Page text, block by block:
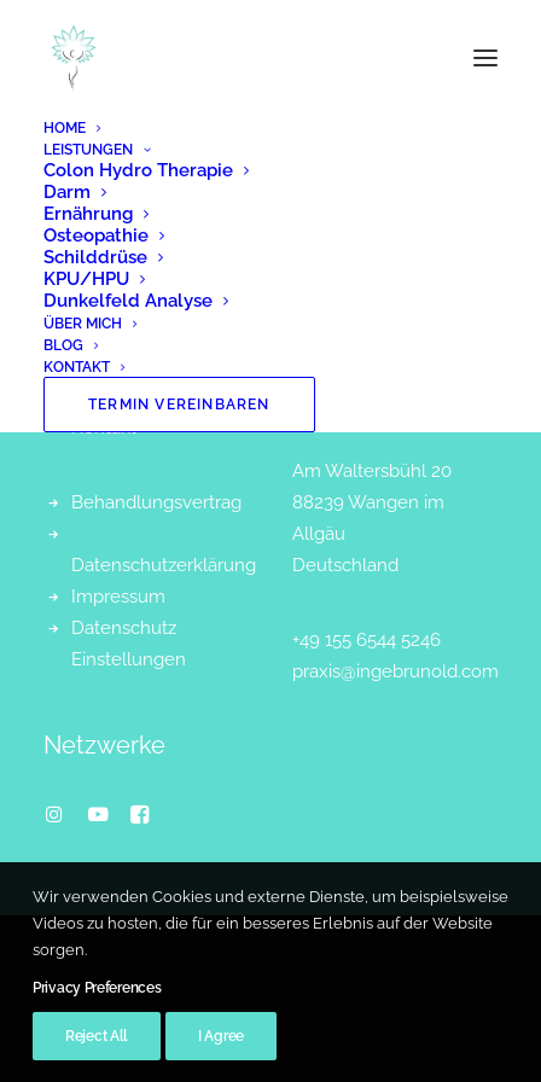
HOME
LEISTUNGEN
Colon Hydro Therapie
Darm
Ernährung
Osteopathie
Schilddrüse
KPU/HPU
Dunkelfeld Analyse
ÜBER MICH
BLOG
KONTAKT
TERMIN VEREINBAREN
Navigation
Home
Leistungen
Über mich
Kontakt
Behandlungsvertrag
Datenschutzerklärung
Impressum
Datenschutz
Einstellungen
Am Waltersbühl 20
88239 Wangen im
Allgäu
Deutschland
+49 155 6544 5246
praxis@ingebrunold.com
Netzwerke
Wir verwenden Cookies und externe Dienste, um beispielsweise
Videos zu hosten, die für ein besseres Erlebnis auf der Website
sorgen.
Privacy Preferences
Reject All I Agree